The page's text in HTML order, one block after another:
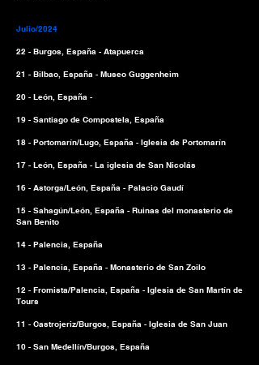
Julio/2024
22 - Burgos, España - Atapuerca
21 - Bilbao, España - Museo Guggenheim
20 - León, España -
19 - Santiago de Compostela, España
18 - Portomarín/Lugo, España - Iglesia de Portomarín
17 - León, España - La iglesia de San Nicolás
16 - Astorga/León, España - Palacio Gaudí
15 - Sahagún/León, España - Ruinas del monasterio de
San Benito
14 - Palencia, España
13 - Palencia, España - Monasterio de San Zoilo
12 - Fromista/Palencia, España - Iglesia de San Martín de
Tours
11 - Castrojeriz/Burgos, España - Iglesia de San Juan
10 - San Medellín/Burgos, España